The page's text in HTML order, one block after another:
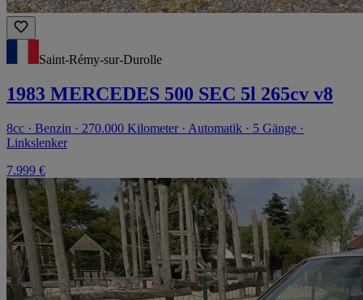
Saint-Rémy-sur-Durolle
1983 MERCEDES 500 SEC 5l 265cv v8
8cc · Benzin · 270.000 Kilometer · Automatik · 5 Gänge ·
Linkslenker
7.999 €